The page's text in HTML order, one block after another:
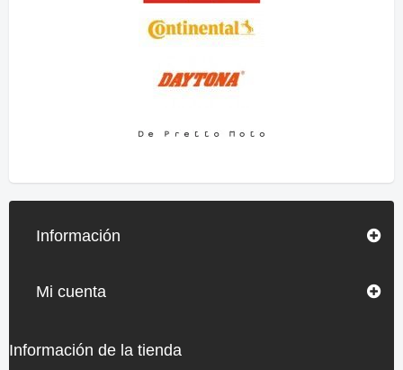
Información
Mi cuenta
Información de la tienda